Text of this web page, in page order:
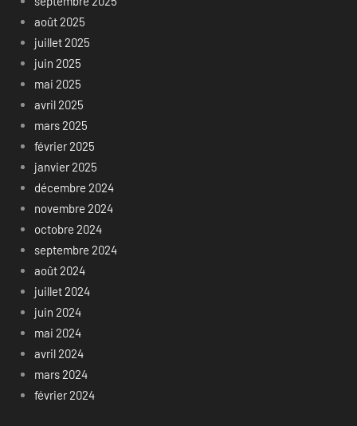
août 2025
juillet 2025
juin 2025
mai 2025
avril 2025
mars 2025
février 2025
janvier 2025
décembre 2024
novembre 2024
octobre 2024
septembre 2024
août 2024
juillet 2024
juin 2024
mai 2024
avril 2024
mars 2024
février 2024